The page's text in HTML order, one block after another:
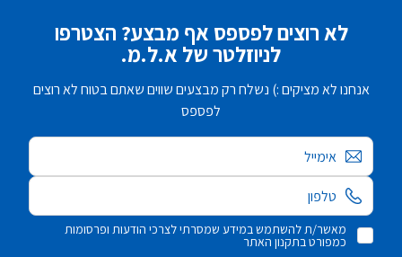
לא רוצים לפספס אף מבצע? הצטרפו
לניוזלטר של א.ל.מ.
אנחנו לא מציקים :) נשלח רק מבצעים שווים שאתם בטוח לא רוצים
לפספס
אימייל
מאשר/ת להשתמש במידע שמסרתי לצרכי הודעות ופרסומות
כמפורט בתקנון האתר